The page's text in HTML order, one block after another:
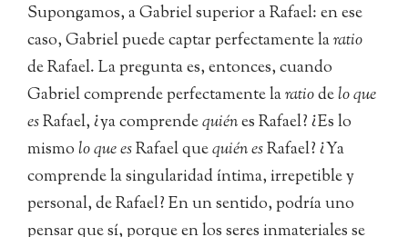
Supongamos, a Gabriel superior a Rafael: en ese
caso, Gabriel puede captar perfectamente laratio
de Rafael. La pregunta es, entonces, cuando
Gabriel comprende perfectamente laratiodelo que
esRafael, ¿ya comprendequiénes Rafael? ¿Es lo
mismolo que esRafael quequiénesRafael? ¿Ya
comprende la singularidad íntima, irrepetible y
personal, de Rafael? En un sentido, podría uno
pensar que sí, porque en los seres inmateriales se